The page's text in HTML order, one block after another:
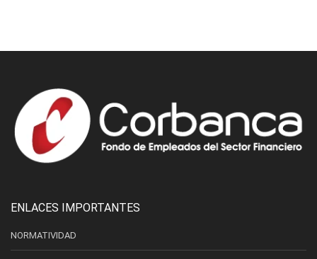
ENLACES IMPORTANTES
NORMATIVIDAD